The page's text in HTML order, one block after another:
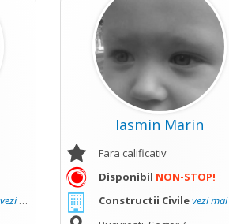
vezi mai mult
Iasmin Marin
Fara calificativ
Disponibil NON-STOP!
Constructii Civilevezi